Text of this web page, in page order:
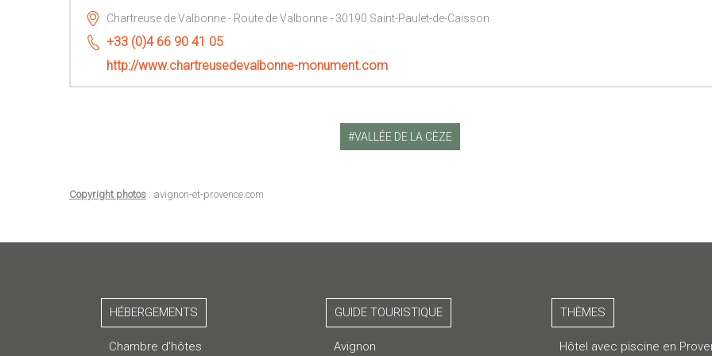
Chartreuse de Valbonne - Route de Valbonne - 30190 Saint-Paulet-de-Caisson
+33 (0)4 66 90 41 05
http://www.chartreusedevalbonne-monument.com
VALLÉE DE LA CÈZE
Copyright photos : avignon-et-provence.com
HÉBERGEMENTS
Chambre d’hôtes
GUIDE TOURISTIQUE
Avignon
THÈMES
Hôtel avec piscine en